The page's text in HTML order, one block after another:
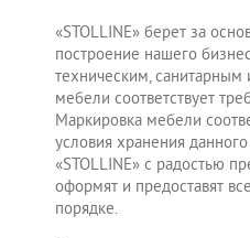
«STOLLINE» берет за
построение нашего
техническим,
мебели соответствует
Маркировка мебели
условия хранения
«STOLLINE» с радостью
оформят и предоставят
порядке.